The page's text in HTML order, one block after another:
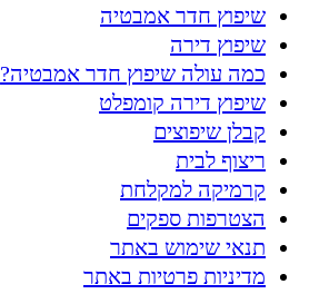
שיפוץ חדר אמבטיה
שיפוץ דירה
כמה עולה שיפוץ חדר אמבטיה?
שיפוץ דירה קומפלט
קבלן שיפוצים
ריצוף לבית
קרמיקה למקלחת
הצטרפות ספקים
תנאי שימוש באתר
מדיניות פרטיות באתר